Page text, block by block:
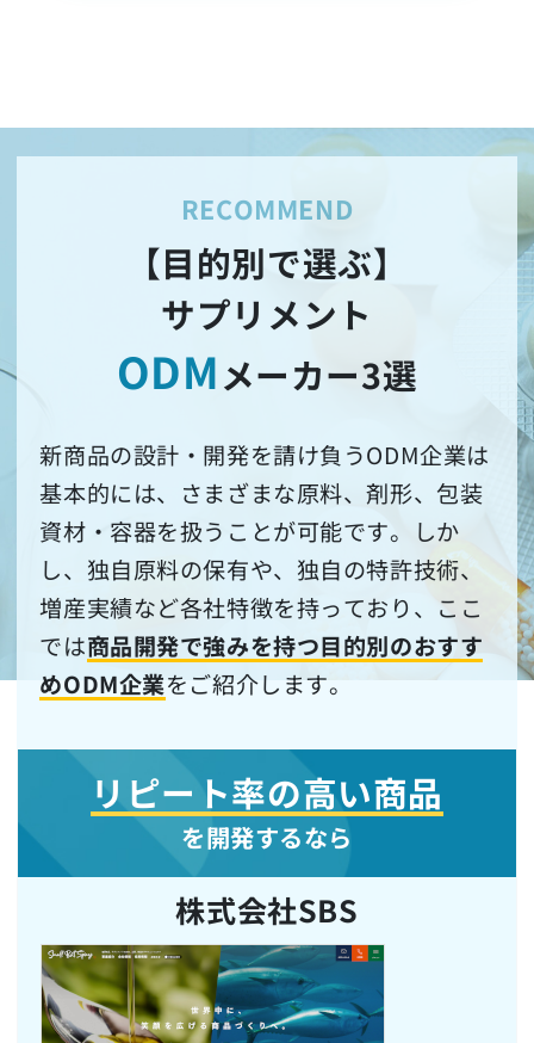
【目的別で選ぶ】
サプリメント
ODMメーカー3選
新商品の設計・開発を請け負うODM企業は
基本的には、さまざまな原料、剤形、包装
資材・容器を扱うことが可能です。しか
し、独自原料の保有や、独自の特許技術、
増産実績など各社特徴を持っており、ここ
では商品開発で強みを持つ目的別のおすす
めODM企業をご紹介します。
リピート率の高い商品
を開発するなら
株式会社SBS